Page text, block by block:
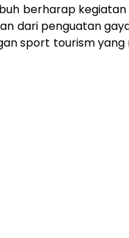
berharap
dari penguatan
sport tourism